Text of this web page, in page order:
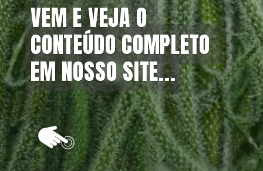
VEM E VEJA O
CONTEÚDO COMPLETO
EM NOSSO SITE...
VEM E VEJA O
CONTEÚDO COMPLETO
EM NOSSO SITE...